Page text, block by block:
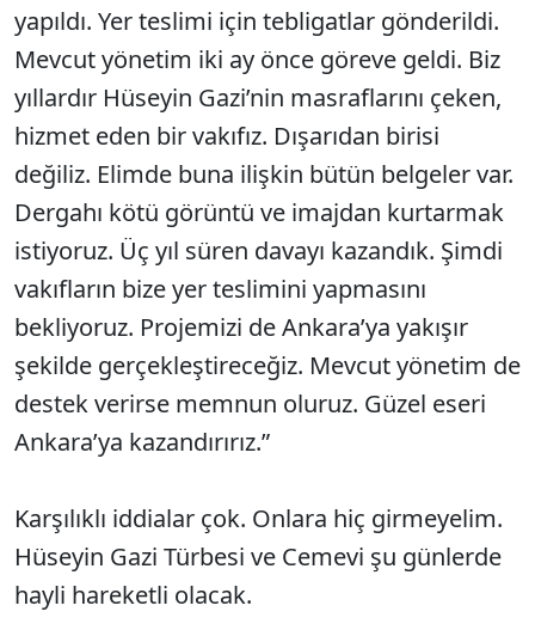
yapıldı. Yer teslimi için tebligatlar gönderildi.
Mevcut yönetim iki ay önce göreve geldi. Biz
yıllardır Hüseyin Gazi’nin masraflarını çeken,
hizmet eden bir vakıfız. Dışarıdan birisi
değiliz. Elimde buna ilişkin bütün belgeler var.
Dergahı kötü görüntü ve imajdan kurtarmak
istiyoruz. Üç yıl süren davayı kazandık. Şimdi
vakıfların bize yer teslimini yapmasını
bekliyoruz. Projemizi de Ankara’ya yakışır
şekilde gerçekleştireceğiz. Mevcut yönetim de
destek verirse memnun oluruz. Güzel eseri
Ankara’ya kazandırırız.”
Karşılıklı iddialar çok. Onlara hiç girmeyelim.
Hüseyin Gazi Türbesi ve Cemevi şu günlerde
hayli hareketli olacak.